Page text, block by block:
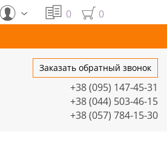
0 0
Заказать обратный звонок
+38 (095) 147-45-31
+38 (044) 503-46-15
+38 (057) 784-15-30